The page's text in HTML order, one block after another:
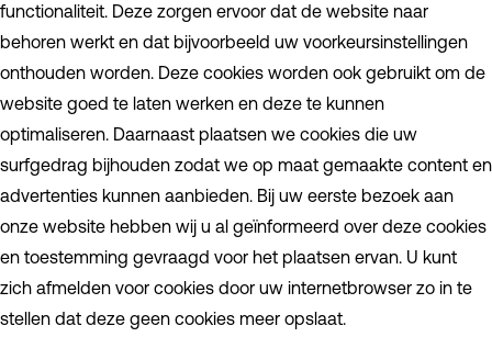
functionaliteit. Deze zorgen ervoor dat de website naar
behoren werkt en dat bijvoorbeeld uw voorkeursinstellingen
onthouden worden. Deze cookies worden ook gebruikt om de
website goed te laten werken en deze te kunnen
optimaliseren. Daarnaast plaatsen we cookies die uw
surfgedrag bijhouden zodat we op maat gemaakte content en
advertenties kunnen aanbieden. Bij uw eerste bezoek aan
onze website hebben wij u al geïnformeerd over deze cookies
en toestemming gevraagd voor het plaatsen ervan. U kunt
zich afmelden voor cookies door uw internetbrowser zo in te
stellen dat deze geen cookies meer opslaat.